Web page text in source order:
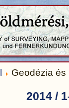
Geodézia
2014 /